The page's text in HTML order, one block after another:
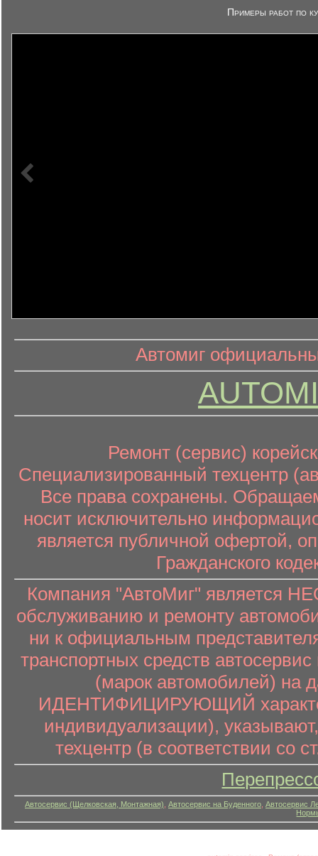
Примеры работ по
информационный контент
Автомиг
Ремонт (сервис)
Специализированный техцентр
Все права сохранены.
носит исключительно
является публичной офертой,
Гражданского
Компания "АвтоМиг" является
обслуживанию и ремонту
ни к официальным
транспортных средств
(марок автомобилей) на
ИДЕНТИФИЦИРУЮЩИЙ характер
индивидуализации),
техцентр (в соответствии со
Автосервис (Щелковская, Монтажная) Автосервис на Буденного Автосервис